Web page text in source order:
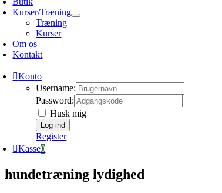
Kurser/Træning
Træning
Kurser
Om os
Kontakt
Konto
Username:
Password:
Husk mig
Register
Kasse0
hundetræning lydighed